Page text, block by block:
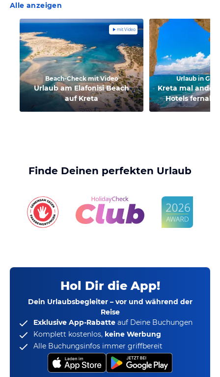
Alle anzeigen
mit Video
Beach-Check mit Video
Urlaub am Elafonisi Beach
auf Kreta
Urlaub in
Kreta mal
Hotels fernab
Finde Deinen perfekten Urlaub
Hol Dir die App!
Dein Urlaubsbegleiter – vor und während der
Reise
Exklusive App-Rabatte auf Deine Buchungen
Komplett kostenlos, keine Werbung
Alle Buchungsinfos immer griffbereit